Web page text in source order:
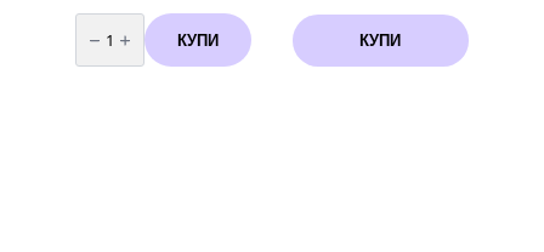
количество
за
Замръзналото
Кралство
КУПИ КУПИ